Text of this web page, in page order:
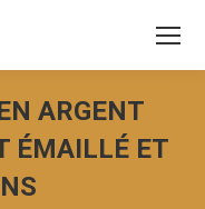
ARGENT
ÉMAILLÉ ET